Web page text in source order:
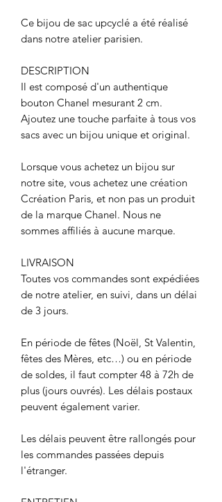
Ce bijou de sac upcyclé a été réalisé
dans notre atelier parisien.
DESCRIPTION
Il est composé d'un authentique
bouton Chanel mesurant 2 cm.
Ajoutez une touche parfaite à tous vos
sacs avec un bijou unique et original.
Lorsque vous achetez un bijou sur
notre site, vous achetez une création
Ccréation Paris, et non pas un produit
de la marque Chanel. Nous ne
sommes affiliés à aucune marque.
LIVRAISON
Toutes vos commandes sont expédiées
de notre atelier, en suivi, dans un délai
de 3 jours.
En période de fêtes (Noël, St Valentin,
fêtes des Mères, etc…) ou en période
de soldes, il faut compter 48 à 72h de
plus (jours ouvrés). Les délais postaux
peuvent également varier.
Les délais peuvent être rallongés pour
les commandes passées depuis
l'étranger.